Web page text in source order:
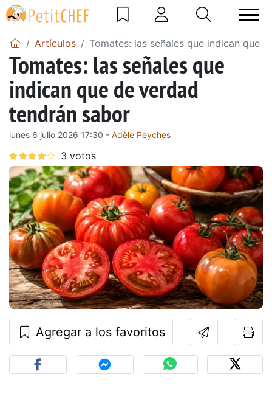
Artículos Tomates: las señales que indican que
Tomates: las señales que
indican que de verdad
tendrán sabor
lunes 6 julio 2026 17:30 - Adèle Peyches
Agregar a los favoritos